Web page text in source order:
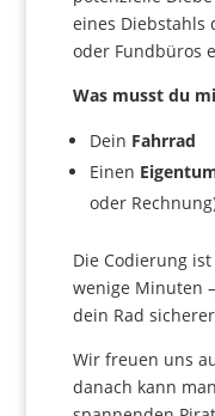
eines Diebstahls
oder Fundbüros
Was musst du
Dein Fahrrad
Einen
oder
Die Codierung
wenige Minuten
dein Rad
Wir freuen uns
danach kann